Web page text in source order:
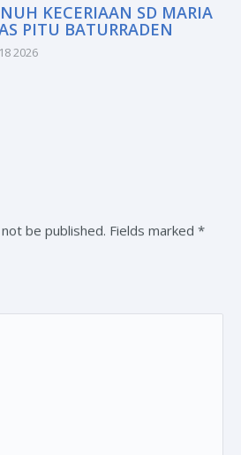
KECERIAAN SD MARIA
PITU BATURRADEN
2026
be published. Fields marked *